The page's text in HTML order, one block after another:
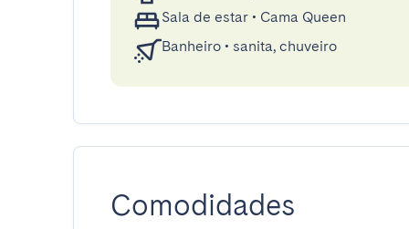
Sala de estar • Cama Queen
Banheiro • sanita, chuveiro
Comodidades